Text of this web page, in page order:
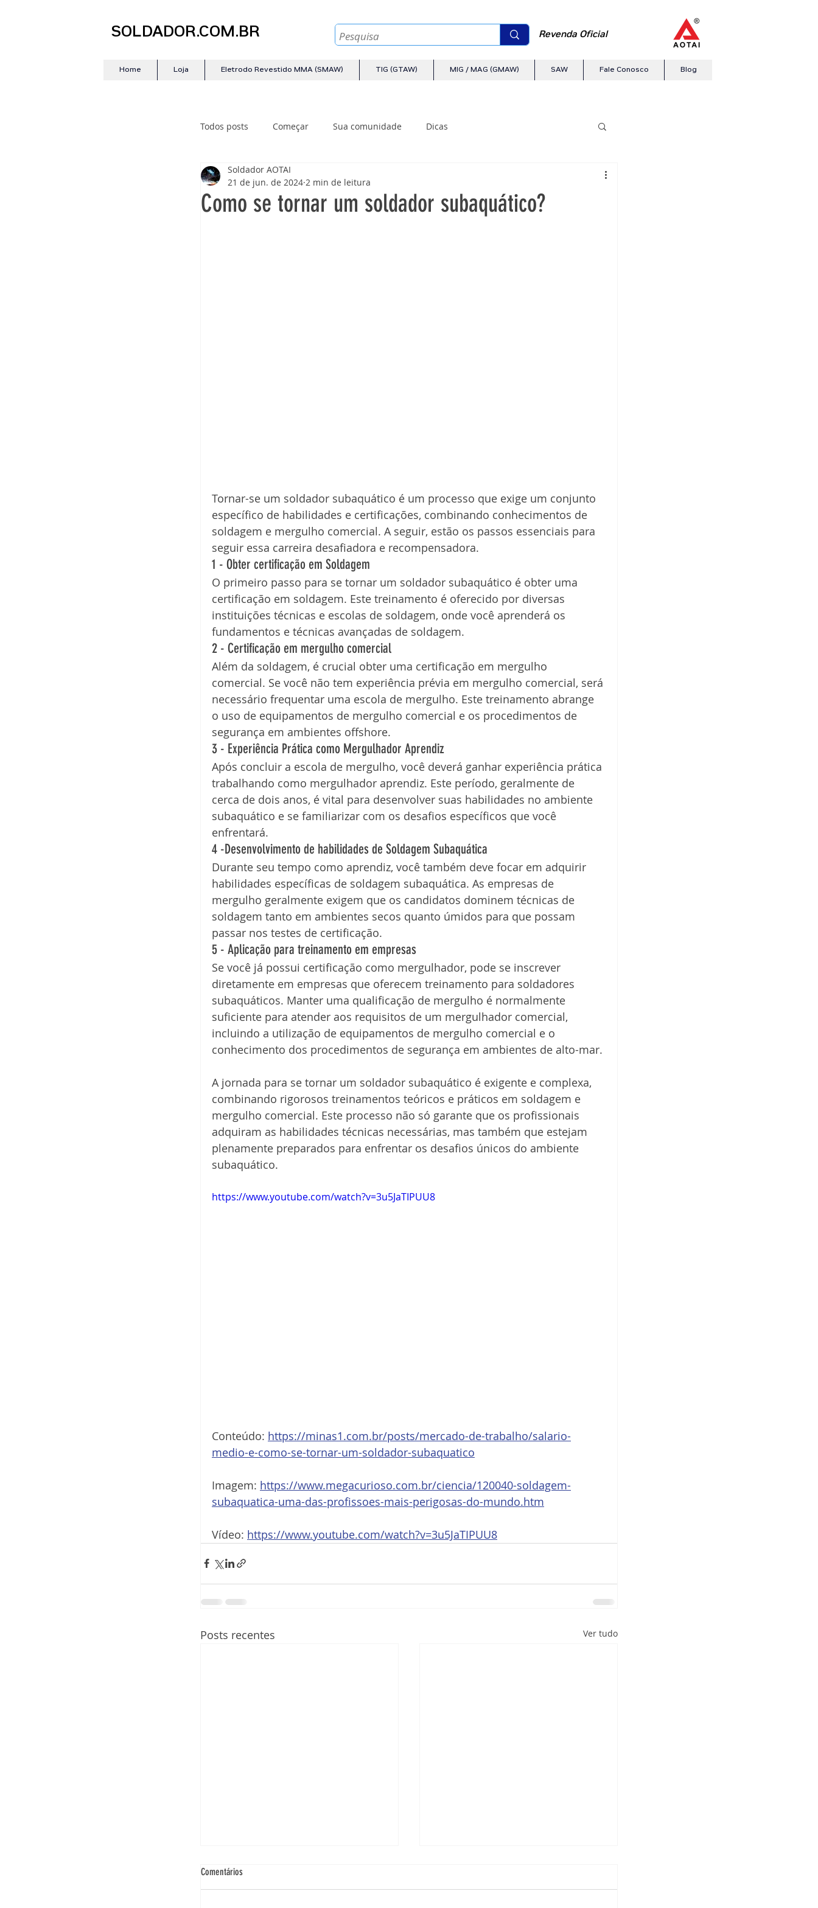
SOLDADOR.COM.BR Revenda Oficial
Home Loja Eletrodo Revestido MMA (SMAW) TIG (GTAW) MIG / MAG (GMAW) SAW Fale Conosco Blog
Todos posts Começar Sua comunidade Dicas
Como se tornar um soldador subaquático?
Soldador AOTAI
21 de jun. de 2024 2 min de leitura
Tornar-se um soldador subaquático é um processo que exige um conjunto
específico de habilidades e certificações, combinando conhecimentos de
soldagem e mergulho comercial. A seguir, estão os passos essenciais para
seguir essa carreira desafiadora e recompensadora.
1 - Obter certificação em Soldagem
O primeiro passo para se tornar um soldador subaquático é obter uma
certificação em soldagem. Este treinamento é oferecido por diversas
instituições técnicas e escolas de soldagem, onde você aprenderá os
fundamentos e técnicas avançadas de soldagem.
2 - Certificação em mergulho comercial
Além da soldagem, é crucial obter uma certificação em mergulho
comercial. Se você não tem experiência prévia em mergulho comercial, será
necessário frequentar uma escola de mergulho. Este treinamento abrange
o uso de equipamentos de mergulho comercial e os procedimentos de
segurança em ambientes offshore.
3 - Experiência Prática como Mergulhador Aprendiz
Após concluir a escola de mergulho, você deverá ganhar experiência prática
trabalhando como mergulhador aprendiz. Este período, geralmente de
cerca de dois anos, é vital para desenvolver suas habilidades no ambiente
subaquático e se familiarizar com os desafios específicos que você
enfrentará.
4 -Desenvolvimento de habilidades de Soldagem Subaquática
Durante seu tempo como aprendiz, você também deve focar em adquirir
habilidades específicas de soldagem subaquática. As empresas de
mergulho geralmente exigem que os candidatos dominem técnicas de
soldagem tanto em ambientes secos quanto úmidos para que possam
passar nos testes de certificação.
5 - Aplicação para treinamento em empresas
Se você já possui certificação como mergulhador, pode se inscrever
diretamente em empresas que oferecem treinamento para soldadores
subaquáticos. Manter uma qualificação de mergulho é normalmente
suficiente para atender aos requisitos de um mergulhador comercial,
incluindo a utilização de equipamentos de mergulho comercial e o
conhecimento dos procedimentos de segurança em ambientes de alto-mar.
A jornada para se tornar um soldador subaquático é exigente e complexa,
combinando rigorosos treinamentos teóricos e práticos em soldagem e
mergulho comercial. Este processo não só garante que os profissionais
adquiram as habilidades técnicas necessárias, mas também que estejam
plenamente preparados para enfrentar os desafios únicos do ambiente
subaquático.
https://www.youtube.com/watch?v=3u5JaTIPUU8
Conteúdo: https://minas1.com.br/posts/mercado-de-trabalho/salario-
medio-e-como-se-tornar-um-soldador-subaquatico
Imagem: https://www.megacurioso.com.br/ciencia/120040-soldagem-
subaquatica-uma-das-profissoes-mais-perigosas-do-mundo.htm
Vídeo: https://www.youtube.com/watch?v=3u5JaTIPUU8
Posts recentes Ver tudo
Comentários